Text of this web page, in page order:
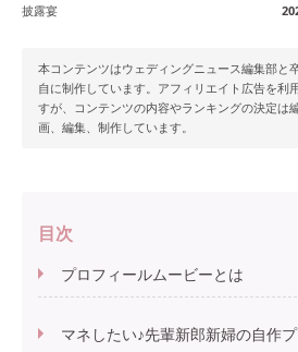
披露宴
本コンテンツはウェディングニュース編集部と
自に制作しています。アフィリエイト広告を利
すが、コンテンツの内容やランキングの決定は
画、編集、制作しています。
目次
プロフィールムービーとは
マネしたい♪先輩新郎新婦の自作